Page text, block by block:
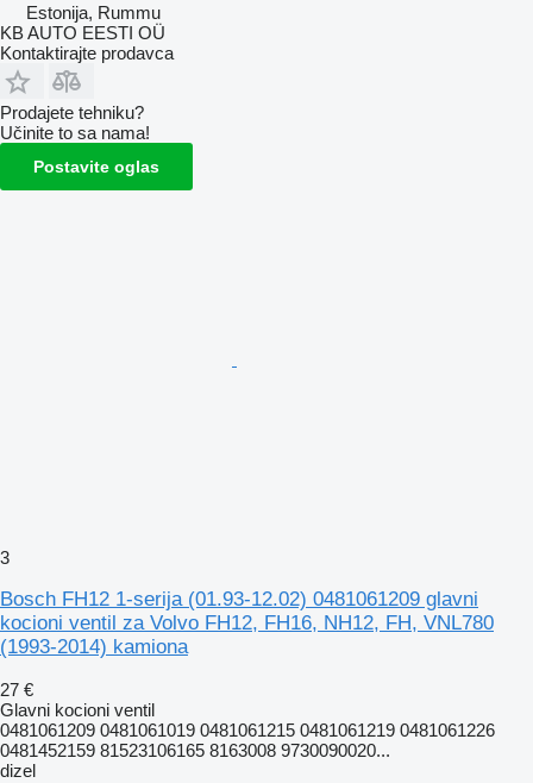
Estonija, Rummu
KB AUTO EESTI OÜ
Kontaktirajte prodavca
Prodajete tehniku?
Učinite to sa nama!
Postavite oglas
3
Bosch FH12 1-serija (01.93-12.02) 0481061209 glavni
kocioni ventil za Volvo FH12, FH16, NH12, FH, VNL780
(1993-2014) kamiona
27 €
Glavni kocioni ventil
0481061209 0481061019 0481061215 0481061219 0481061226
0481452159 81523106165 8163008 9730090020...
dizel